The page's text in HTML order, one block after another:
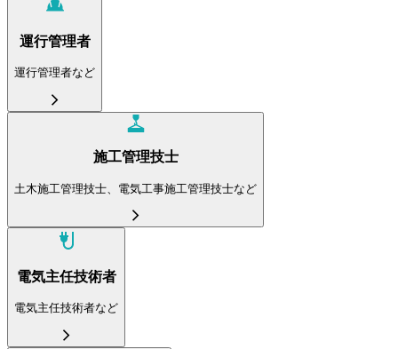
運行管理者
運行管理者など
施工管理技士
土木施工管理技士、電気工事施工管理技士など
電気主任技術者
電気主任技術者など